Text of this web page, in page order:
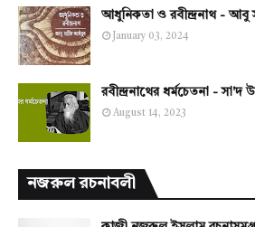
আধুনিকতা ও রবীন্দ্রনাথ - আবু
January 03, 2024
রবীন্দ্রনাথের ধর্মচেতনা - সা'দ
August 14, 2023
নজরুল রচনাবলী